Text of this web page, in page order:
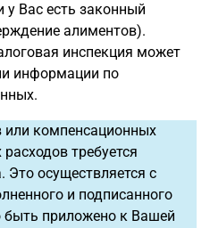
у Вас есть законный
алиментов).
инспекция может
информации по
компенсационных
требуется
Это осуществляется с
и подписанного
быть приложено к Вашей